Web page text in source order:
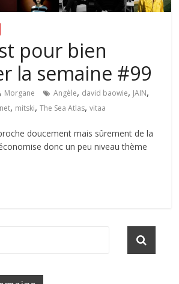
pour bien
la semaine #99
Morgane Angèle, david baowie, JAIN,
, mitski,The Sea Atlas,vitaa
doucement mais sûrement de la
donc un peu niveau thème